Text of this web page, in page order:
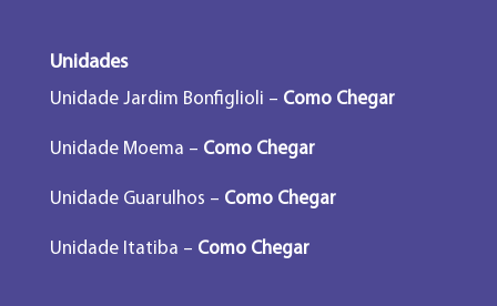
Unidades
Unidade Jardim Bonfiglioli – Como Chegar
Unidade Moema – Como Chegar
Unidade Guarulhos – Como Chegar
Unidade Itatiba – Como Chegar